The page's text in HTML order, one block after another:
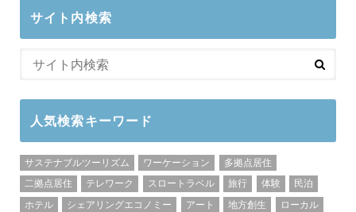
サイト内検索
人気検索キーワード
サステナブルツーリズム ワーケーション
多拠点居住
二拠点居住
テレワーク スロートラベル 旅行 体験
民泊
ホテル
シェアリングエコノミー アート 地方創生
ローカル